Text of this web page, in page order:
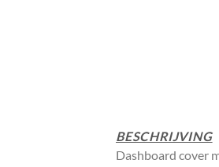
BESCHRIJVING
Dashboard cover